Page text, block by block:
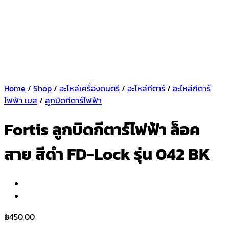
Home / Shop/ อะไหล่เครื่องดนตรี/ อะไหล่กีตาร์/ อะไหล่กีตาร์
ไฟฟ้า เบส/ ลูกบิดกีตาร์ไฟฟ้า
Fortis ลูกบิดกีตาร์ไฟฟ้า ล็อค
สาย สีดำ FD-Lock รุ่น 042 BK
฿450.00